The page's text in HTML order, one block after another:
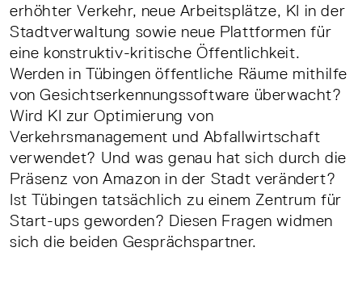
erhöhter Verkehr, neue Arbeitsplätze, KI in der
Stadtverwaltung sowie neue Plattformen für
eine konstruktiv-kritische Öffentlichkeit.
Werden in Tübingen öffentliche Räume mithilfe
von Gesichtserkennungssoftware überwacht?
Wird KI zur Optimierung von
Verkehrsmanagement und Abfallwirtschaft
verwendet? Und was genau hat sich durch die
Präsenz von Amazon in der Stadt verändert?
Ist Tübingen tatsächlich zu einem Zentrum für
Start-ups geworden? Diesen Fragen widmen
sich die beiden Gesprächspartner.